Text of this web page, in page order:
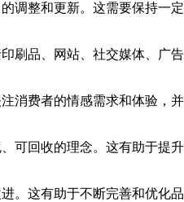
调整和更新。这需要保持一定
刷品、网站、社交媒体、广告
消费者的情感需求和体验，
回收的理念。这有助于提
。这有助于不断完善和优化品